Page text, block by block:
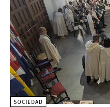
SOCIEDAD